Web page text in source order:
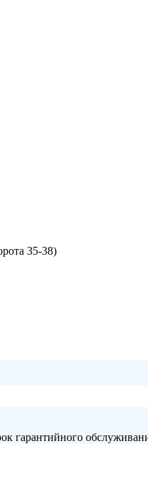
35-38)
гарантийного